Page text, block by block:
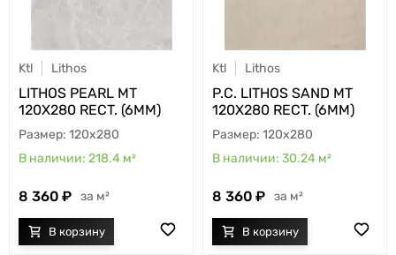
Ktl Lithos
LITHOS PEARL MT
120X280 RECT. (6MM)
120x280
218.4 м²
8 360 м²
Ktl Lithos
P.C. LITHOS SAND MT
120X280 RECT. (6MM)
120x280
30.24 м²
8 360 м²